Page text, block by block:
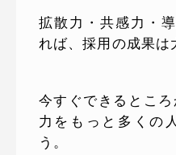
拡散力・共感力・
れば、採用の成果は
今すぐできるとこ
力をもっと多くの
う。